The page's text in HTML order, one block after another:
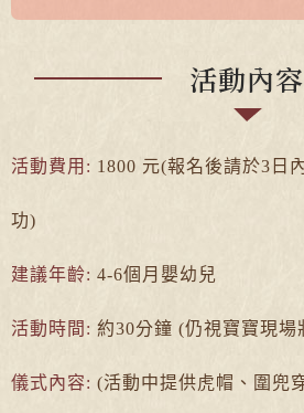
活動內容
活動費用: 1800 元(報名後請於3日
功)
建議年齡: 4-6個月嬰幼兒
活動時間: 約30分鐘 (仍視寶寶現場
儀式內容: (活動中提供虎帽、圍兜